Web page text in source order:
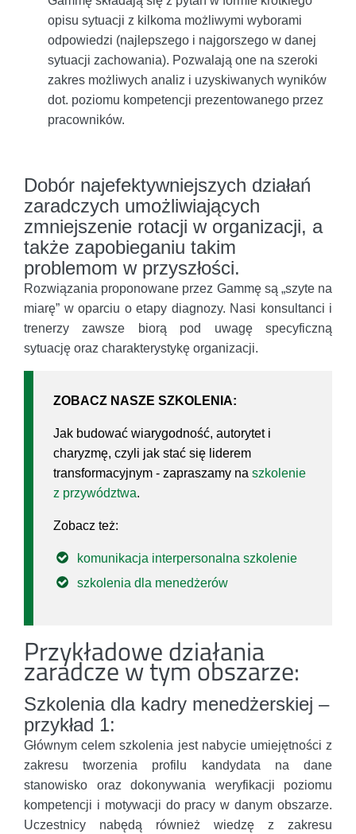
opisu sytuacji z kilkoma możliwymi wyborami
odpowiedzi (najlepszego i najgorszego w danej
sytuacji zachowania). Pozwalają one na szeroki
zakres możliwych analiz i uzyskiwanych wyników
dot. poziomu kompetencji prezentowanego przez
pracowników.
Dobór najefektywniejszych działań
zaradczych umożliwiających
zmniejszenie rotacji w organizacji, a
także zapobieganiu takim
problemom w przyszłości.
Rozwiązania proponowane przez Gammę są „szyte na
miarę” w oparciu o etapy diagnozy. Nasi konsultanci i
trenerzy zawsze biorą pod uwagę specyficzną
sytuację oraz charakterystykę organizacji.
ZOBACZ NASZE SZKOLENIA:
Jak budować wiarygodność, autorytet i
charyzmę, czyli jak stać się liderem
transformacyjnym - zapraszamy na szkolenie
z przywództwa.
Zobacz też:
komunikacja interpersonalna szkolenie
szkolenia dla menedżerów
Przykładowe działania
zaradcze w tym obszarze:
Szkolenia dla kadry menedżerskiej –
przykład 1:
Głównym celem szkolenia jest nabycie umiejętności z
zakresu tworzenia profilu kandydata na dane
stanowisko oraz dokonywania weryfikacji poziomu
kompetencji i motywacji do pracy w danym obszarze.
Uczestnicy nabędą również wiedzę z zakresu